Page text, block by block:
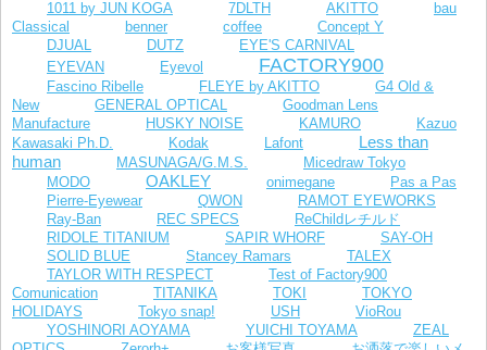
1011 by JUN KOGA 7DLTH AKITTO
bau
Classical
benner coffee Concept Y
DJUAL DUTZ
EYE'S CARNIVAL
EYEVAN
Eyevol FACTORY900
Fascino Ribelle FLEYE by AKITTO
G4 Old &
New
GENERAL OPTICAL
Goodman Lens
Manufacture
HUSKY NOISE KAMURO
Kazuo
Kawasaki Ph.D.
Kodak Lafont
Less than
human
MASUNAGA/G.M.S.
Micedraw Tokyo
MODO
OAKLEY onimegane
Pas a Pas
Pierre-Eyewear
QWON
RAMOT EYEWORKS
Ray-Ban
REC SPECS
ReChildレチルド
RIDOLE TITANIUM
SAPIR WHORF
SAY-OH
SOLID BLUE
Stancey Ramars TALEX
TAYLOR WITH RESPECT
Test of Factory900
Comunication
TITANIKA TOKI
TOKYO
HOLIDAYS
Tokyo snap! USH VioRou
YOSHINORI AOYAMA YUICHI TOYAMA
ZEAL